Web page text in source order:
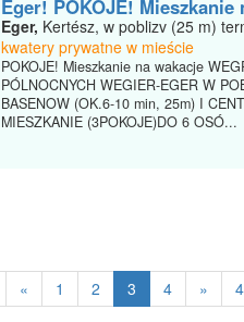
Eger! POKOJE! Mieszkanie
Eger, Kertész, w poblizv (25 m)
kwatery prywatne w mieście
POKOJE! Mieszkanie na wakacje
PÓLNOCNYCH WEGIER-EGER W
BASENOW (OK.6-10 min, 25m) I
MIESZKANIE (3POKOJE)DO 6 OSÓ...
« 1 2 3 4 » 4